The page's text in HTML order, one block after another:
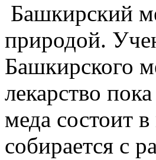
Башкирский
природой.
Башкирского
лекарство
меда состоит
собирается с